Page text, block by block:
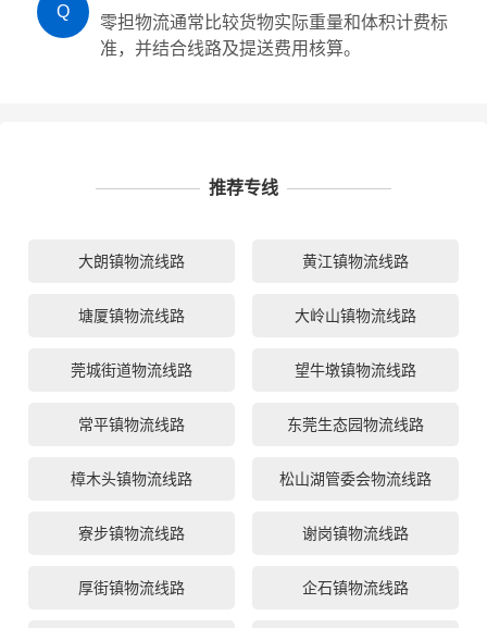
Q
零担物流通常比较货物实际重量和体积计费标
准，并结合线路及提送费用核算。
推荐专线
大朗镇物流线路 黄江镇物流线路
塘厦镇物流线路 大岭山镇物流线路
莞城街道物流线路 望牛墩镇物流线路
常平镇物流线路 东莞生态园物流线路
樟木头镇物流线路 松山湖管委会物流线路
寮步镇物流线路 谢岗镇物流线路
厚街镇物流线路 企石镇物流线路